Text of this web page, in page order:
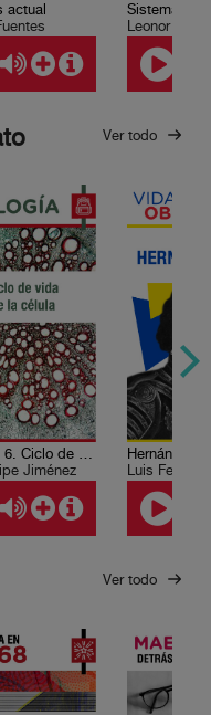
actual
Sistemas
Leonor
Ver todo
Biología 6. Ciclo de vida de la célula
Jiménez
Hernán
Ver todo